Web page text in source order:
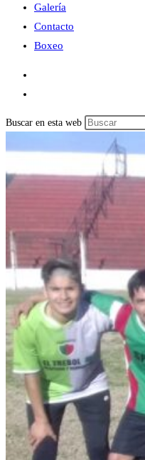
Galería
Contacto
Boxeo
Buscar en esta web